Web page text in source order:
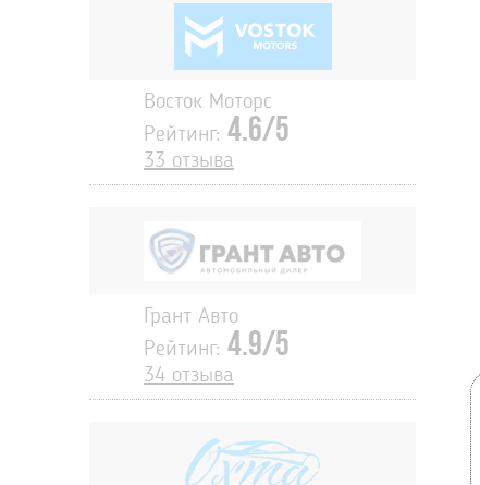
Восток Моторс
Рейтинг: 4.6/5
33 отзыва
Грант Авто
Рейтинг: 4.9/5
34 отзыва